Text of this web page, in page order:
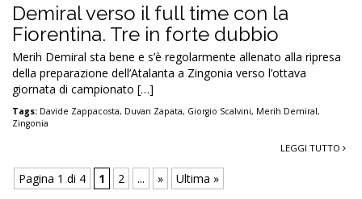
Demiral verso il full time con la
Fiorentina. Tre in forte dubbio
Merih Demiral sta bene e s’è regolarmente allenato alla ripresa
della preparazione dell’Atalanta a Zingonia verso l’ottava
giornata di campionato […]
Tags: Davide Zappacosta, Duvan Zapata, Giorgio Scalvini, Merih Demiral,
Zingonia
LEGGI TUTTO
Pagina 1 di 4 1 2 ... » Ultima »